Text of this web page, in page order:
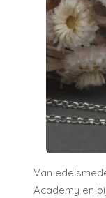
Van
Academy en